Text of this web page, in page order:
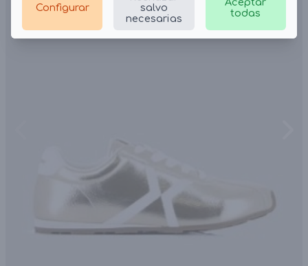
Configurar
salvo
necesarias
todas